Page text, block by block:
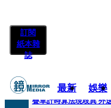
訂閱
紙本雜
誌
最新 娛樂
快訊
疊單計時算法現歧異 外